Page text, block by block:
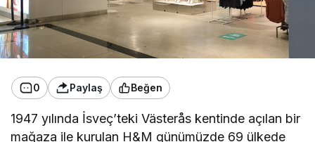
0 Paylaş Beğen
1947 yılında İsveç’teki Västerås kentinde açılan bir
mağaza ile kurulan H&M günümüzde 69 ülkede